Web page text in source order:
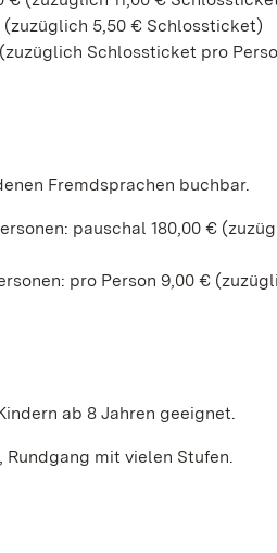
(zuzüglich 5,50 € Schlossticket)
Schlossticket pro
Fremdsprachen buchbar.
pauschal 180,00 €
pro Person 9,00 €
ab 8 Jahren geeignet.
mit vielen Stufen.